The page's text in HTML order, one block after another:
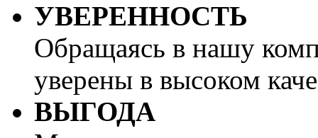
УВЕРЕННОСТЬ
Обращаясь в нашу
уверены в высоком
ВЫГОДА